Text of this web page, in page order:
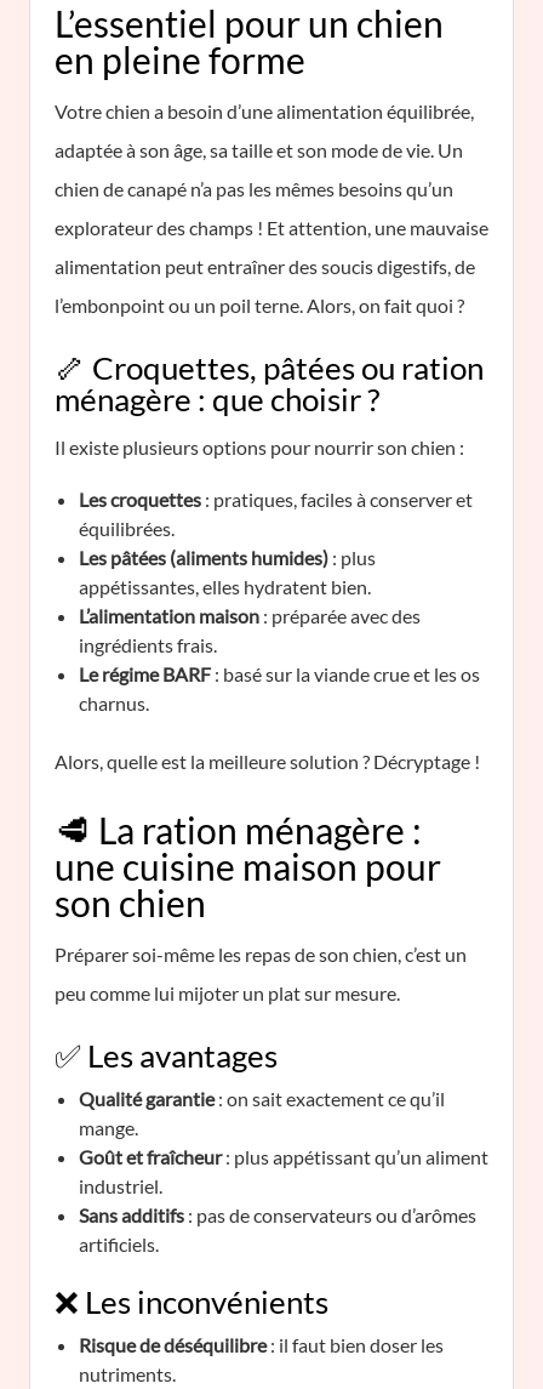
L’essentiel pour un chien
en pleine forme
Votre chien a besoin d’une alimentation équilibrée,
adaptée à son âge, sa taille et son mode de vie. Un
chien de canapé n’a pas les mêmes besoins qu’un
explorateur des champs ! Et attention, une mauvaise
alimentation peut entraîner des soucis digestifs, de
l’embonpoint ou un poil terne. Alors, on fait quoi ?
🦴 Croquettes, pâtées ou ration
ménagère : que choisir ?
Il existe plusieurs options pour nourrir son chien :
Les croquettes : pratiques, faciles à conserver et
équilibrées.
Les pâtées (aliments humides) : plus
appétissantes, elles hydratent bien.
L’alimentation maison : préparée avec des
ingrédients frais.
Le régime BARF : basé sur la viande crue et les os
charnus.
Alors, quelle est la meilleure solution ? Décryptage !
🥩 La ration ménagère :
une cuisine maison pour
son chien
Préparer soi-même les repas de son chien, c’est un
peu comme lui mijoter un plat sur mesure.
✅ Les avantages
Qualité garantie: on sait exactement ce qu’il
mange.
Goût et fraîcheur: plus appétissant qu’un aliment
industriel.
Sans additifs : pas de conservateurs ou d’arômes
artificiels.
❌ Les inconvénients
Risque de déséquilibre: il faut bien doser les
nutriments.